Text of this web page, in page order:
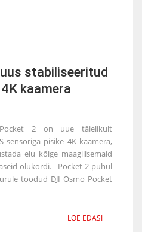
stabiliseeritud
kaamera
2 on uue täielikult
sensoriga pisike 4K kaamera,
elu kõige maagilisemaid
olukordi. Pocket 2 puhul
toodud DJI Osmo Pocket
LOE EDASI